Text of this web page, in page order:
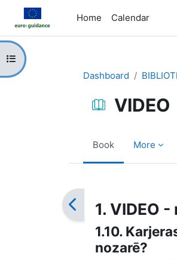
Skip to main content
Home
Calendar
Open course index
Dashboard
VIDEO
Book More
1. VIDEO
1.10.
nozarē?